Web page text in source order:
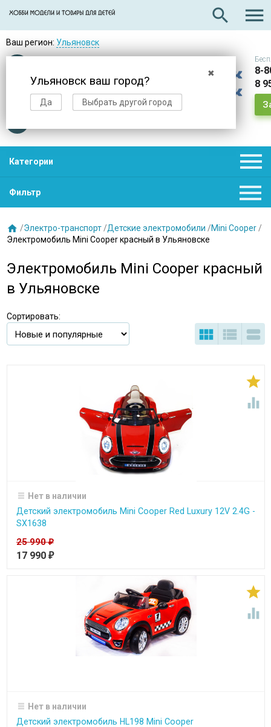
search 
Ваш регион: Ульяновск
✖
Ульяновск ваш город?
Да Выбрать другой город
Доставкав день заказа
8-
8
Категории 
Фильтр 
 /Электро-транспорт /Детские электромобили /Mini Cooper /
Электромобиль Mini Cooper красный в Ульяновске
Электромобиль Mini Cooper красный
в Ульяновске
Сортировать:
  


Нет в наличии
Детский электромобиль Mini Cooper Red Luxury 12V 2.4G -
SX1638
25 990₽
17 990 ₽


Нет в наличии
Детский электромобиль HL198 Mini Cooper